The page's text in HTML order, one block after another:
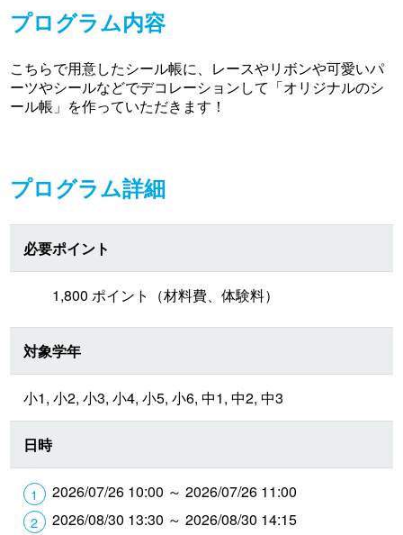
プログラム内容
こちらで用意したシール帳に、レースやリボンや可愛いパ
ーツやシールなどでデコレーションして「オリジナルのシ
ール帳」を作っていただきます！
プログラム詳細
必要ポイント
1,800 ポイント（材料費、体験料）
対象学年
小1, 小2, 小3, 小4, 小5, 小6, 中1, 中2, 中3
日時
2026/07/26 10:00 ～ 2026/07/26 11:00
2026/08/30 13:30 ～ 2026/08/30 14:15